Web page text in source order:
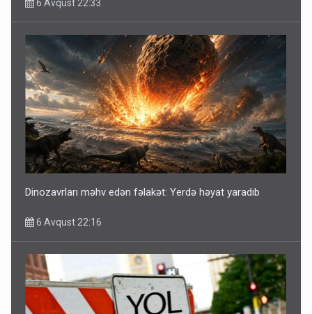
6 Avqust 22:33
Dinozavrları məhv edən fəlakət: Yerdə həyat yaradıb
6 Avqust 22:16